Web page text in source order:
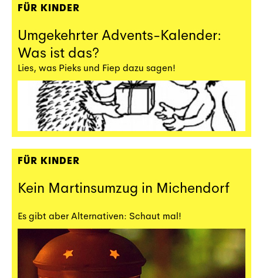
FÜR KINDER
Umgekehrter Advents-Kalender:
Was ist das?
Lies, was Pieks und Fiep dazu sagen!
FÜR KINDER
Kein Martinsumzug in Michendorf
Es gibt aber Alternativen: Schaut mal!